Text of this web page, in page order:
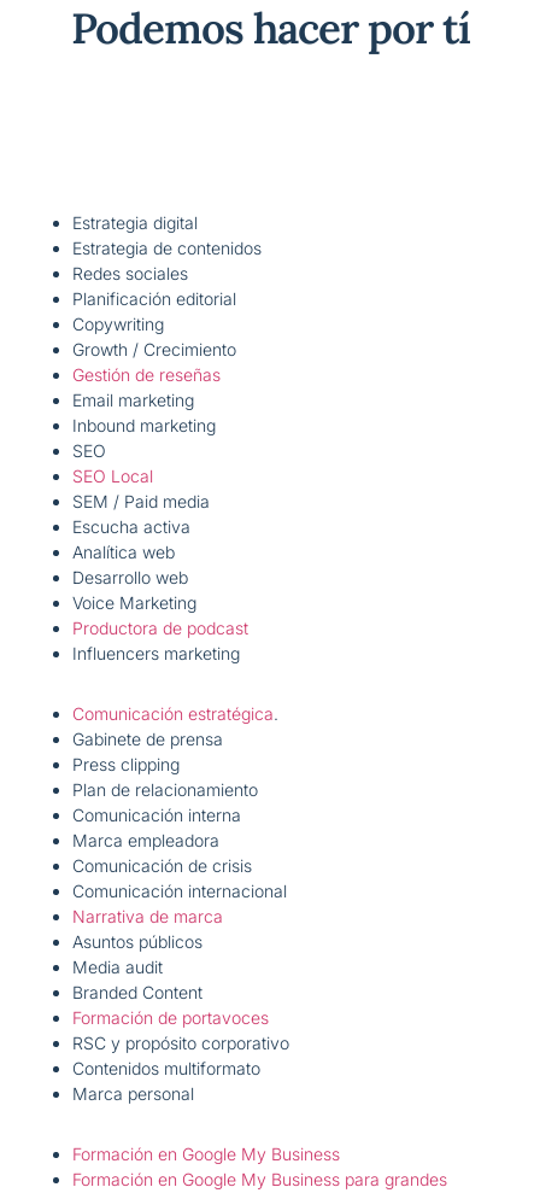
Podemos hacer por tí
Estrategia digital
Estrategia de contenidos
Redes sociales
Planificación editorial
Copywriting
Growth / Crecimiento
Gestión de reseñas
Email marketing
Inbound marketing
SEO
SEO Local
SEM / Paid media
Escucha activa
Analítica web
Desarrollo web
Voice Marketing
Productora de podcast
Influencers marketing
Comunicación estratégica.
Gabinete de prensa
Press clipping
Plan de relacionamiento
Comunicación interna
Marca empleadora
Comunicación de crisis
Comunicación internacional
Narrativa de marca
Asuntos públicos
Media audit
Branded Content
Formación de portavoces
RSC y propósito corporativo
Contenidos multiformato
Marca personal
Formación en Google My Business
Formación en Google My Business para grandes